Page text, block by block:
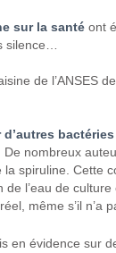
sur la santéont
silence…
de l’ANSES
bactéries
nombreux
spiruline. Cette
l’eau de
même s’il n’a
en évidence sur